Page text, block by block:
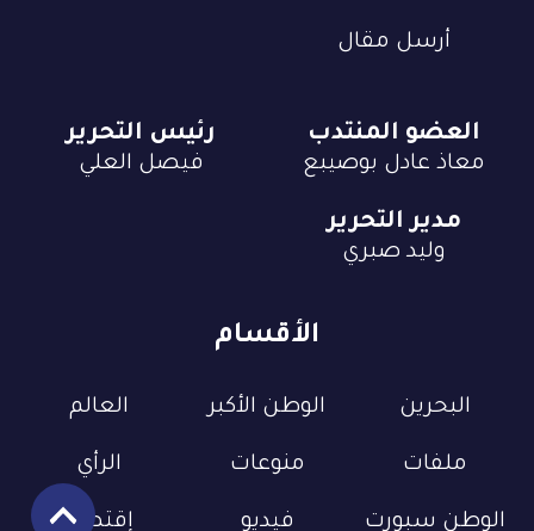
أرسل مقال
الأقسام
البحرين الوطن الأكبر العالم
ملفات منوعات الرأي
الوطن سبورت فيديو إقتصاد
العضو المنتدب
معاذ عادل بوصيبع
رئيس التحرير
فيصل العلي
مدير التحرير
وليد صبري